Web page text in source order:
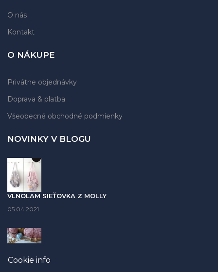
Cookie info
O nás
Kontakt
O NÁKUPE
Privátne objednávky
Doprava & platba
Všeobecné obchodné podmienky
NOVINKY V BLOGU
VLNOLAM SIEŤOVKA Z MOLLY
05.04.2021